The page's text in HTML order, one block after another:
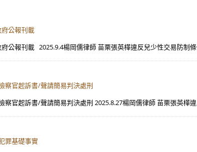
公報刊載
公報刊載 2025.9.4楊岡儒律師 苗栗張英樺違反兒少性交易防制
察官起訴書/聲請簡易判決處刑
官起訴書/聲請簡易判決處刑 2025.8.27楊岡儒律師 苗栗張英樺
罪基礎事實